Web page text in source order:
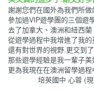
謝謝您們在國外為我們所
參加過VIP遊學團的三個遊
去了加拿大、澳洲和紐西蘭
從遊學過程中我增進了我
還有對世界的視野.更交到
那些遊學經驗是我一輩子
更為我現在在澳洲留學過
培英國中 心蓉 (現就